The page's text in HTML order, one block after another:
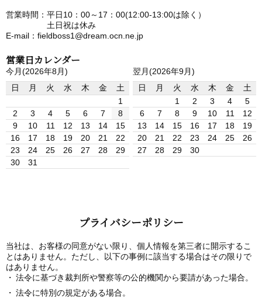
営業時間：平日10：00～17：00(12:00-13:00は除く）
土日祝は休み
E-mail：fieldboss1@dream.ocn.ne.jp
営業日カレンダー
今月(2026年8月)
日
月 火 水 木 金
土
1
2
3 4 5 6 7
8
9
10 11 12 13 14
15
16
17 18 19 20 21
22
23
24 25 26 27 28
29
30
31
翌月(2026年9月)
日
月 火 水 木 金
土
1
2 3 4
5
6
7 8 9 10 11
12
13
14 15 16 17 18
19
20
21 22 23 24 25
26
27
28 29 30
プライバシーポリシー
当社は、お客様の同意がない限り、個人情報を第三者に開示するこ
とはありません。ただし、以下の事例に該当する場合はその限りで
はありません。
法令に基づき裁判所や警察等の公的機関から要請があった場合。
法令に特別の規定がある場合。